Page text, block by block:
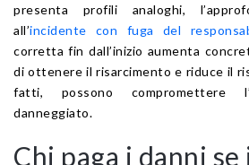
presenta profili analoghi,
all’incidente con fuga del
corretta fin dall’inizio aumenta
di ottenere il risarcimento e riduce il
fatti, possono compromettere
danneggiato.
Chi paga i danni se